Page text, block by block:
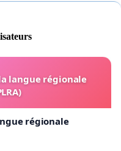
langue régionale
régionale